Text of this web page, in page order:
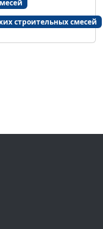
строительных смесей